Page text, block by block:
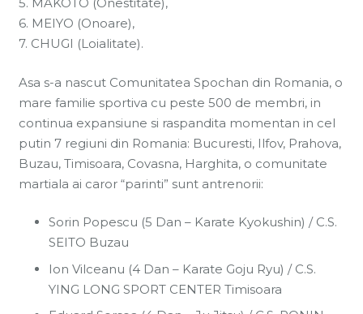
6. MEIYO (Onoare),
7. CHUGI (Loialitate).
Asa s-a nascut Comunitatea Spochan din Romania, o
mare familie sportiva cu peste 500 de membri, in
continua expansiune si raspandita momentan in cel
putin 7 regiuni din Romania: Bucuresti, Ilfov, Prahova,
Buzau, Timisoara, Covasna, Harghita, o comunitate
martiala ai caror “parinti” sunt antrenorii:
Sorin Popescu (5 Dan – Karate Kyokushin) / C.S.
SEITO Buzau
Ion Vilceanu (4 Dan – Karate Goju Ryu) / C.S.
YING LONG SPORT CENTER Timisoara